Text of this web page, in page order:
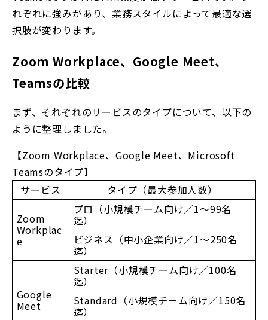
れぞれに強みがあり、業務スタイルによって最適な選
択肢が変わります。
Zoom Workplace、Google Meet、
Teamsの比較
まず、それぞれのサービスのタイプについて、以下の
ように整理しました。
【Zoom Workplace、Google Meet、Microsoft
Teamsのタイプ】
サービス
タイプ（最大参加人数）
Zoom
Workplac
e
プロ（小規模チーム向け／1～99名
迄）
ビジネス（中小企業向け／1～250名
迄）
Google
Meet
Starter（小規模チーム向け／100名
迄）
Standard（小規模チーム向け／150名
迄）